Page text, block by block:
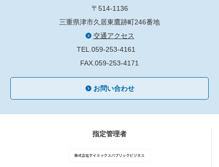
〒514-1136
三重県津市久居東鷹跡町246番地
交通アクセス
TEL.059-253-4161
FAX.059-253-4171
お問い合わせ
指定管理者